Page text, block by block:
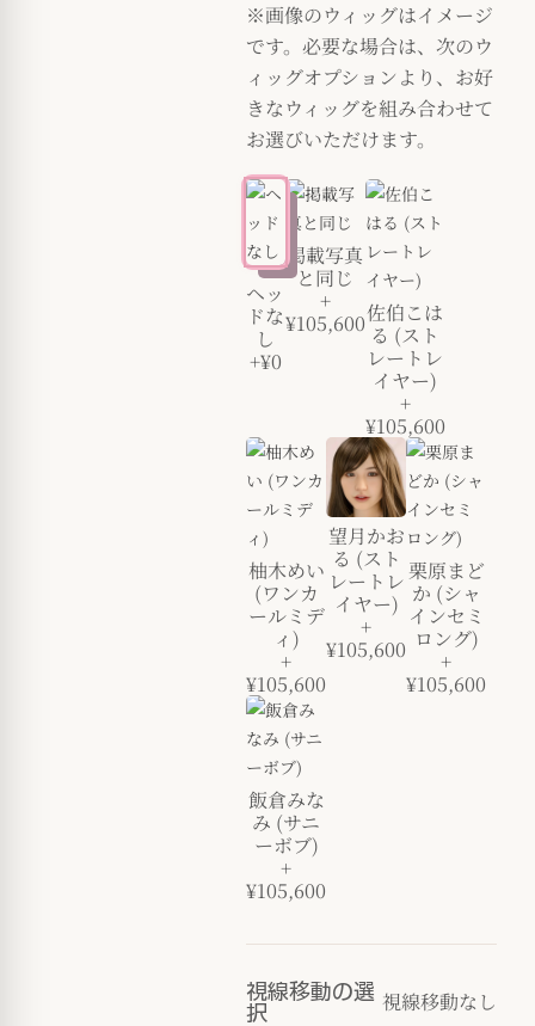
※画像のウィッグはイメージ
です。必要な場合は、次のウ
ィッグオプションより、お好
きなウィッグを組み合わせて
お選びいただけます。
ヘッ
ドな
し
+¥0
掲載写真
と同じ
+
¥105,600佐伯こは
る (スト
レートレ
イヤー)
+
¥105,600
柚木めい
(ワンカ
ールミデ
ィ)
+
¥105,600
望月かお
る (スト
レートレ
イヤー)
+
¥105,600
栗原まど
か (シャ
インセミ
ロング)
+
¥105,600
飯倉みな
み (サニ
ーボブ)
+
¥105,600
視線移動の選
択
視線移動なし